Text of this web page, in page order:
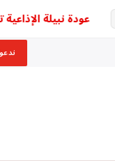
عودة نبيلة الإذاعية